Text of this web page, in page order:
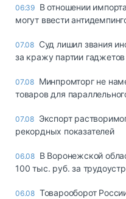
06:39 В отношении
могут ввести
07.08 Суд лишил звания
за кражу партии
07.08 Минпромторг не
товаров для
07.08 Экспорт
рекордных показателей
06.08 В Воронежской
100 тыс. руб. за
06.08 Товарооборот